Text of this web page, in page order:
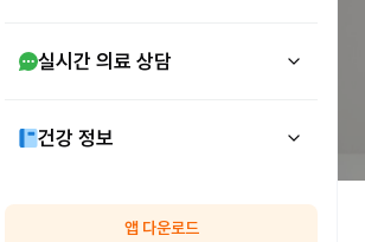
실시간 의료 상담
건강 정보
앱 다운로드